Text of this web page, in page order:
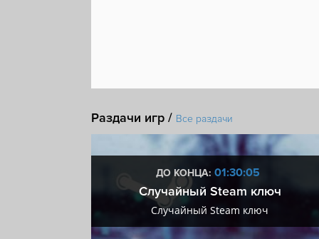
Раздачи игр / Все раздачи
ДО КОНЦА: 01:30:05
Случайный Steam ключ
Случайный Steam ключ